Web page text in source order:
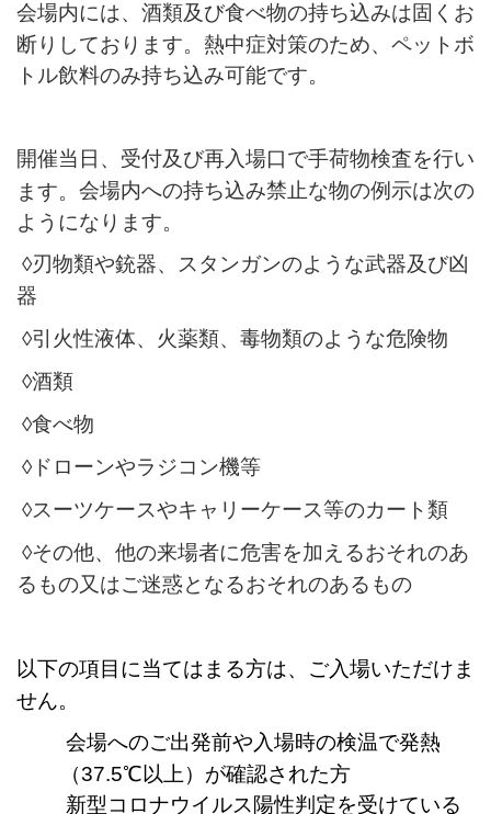
会場内には、酒類及び食べ物の持ち込みは固くお
断りしております。熱中症対策のため、ペットボ
トル飲料のみ持ち込み可能です。
開催当日、受付及び再入場口で手荷物検査を行い
ます。 会場内への持ち込み禁止な物の例示は次の
ようになります。
◊刃物類や銃器、スタンガンのような武器及び凶
器
◊引火性液体、火薬類、毒物類のような危険物
◊酒類
◊食べ物
◊ドローンやラジコン機等
◊スーツケースやキャリーケース等のカート類
◊その他、他の来場者に危害を加えるおそれのあ
るもの又はご迷惑となるおそれのあるもの
以下の項目に当てはまる方は、ご入場いただけま
せん。
会場へのご出発前や入場時の検温で発熱
（37.5℃以上）が確認された方
新型コロナウイルス陽性判定を受けている